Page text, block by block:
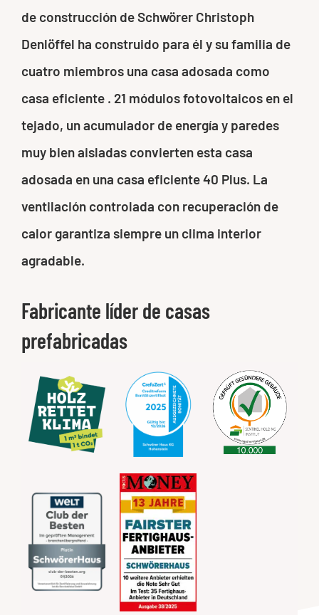
de construcción de Schwörer Christoph
Denlöffel ha construido para él y su familia de
cuatro miembros una casa adosada como
casa eficiente . 21 módulos fotovoltaicos en el
tejado, un acumulador de energía y paredes
muy bien aisladas convierten esta casa
adosada en una casa eficiente 40 Plus. La
ventilación controlada con recuperación de
calor garantiza siempre un clima interior
agradable.
Fabricante líder de casas
prefabricadas​